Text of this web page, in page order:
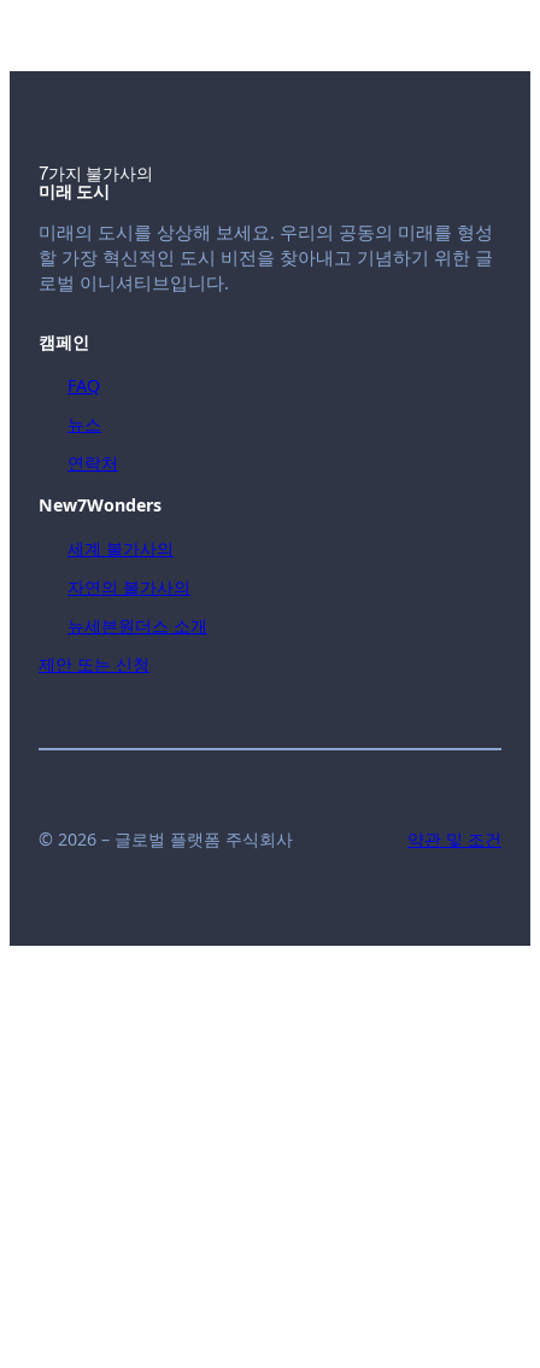
7가지 불가사의
미래 도시
미래의 도시를 상상해 보세요. 우리의 공동의 미래를 형성
할 가장 혁신적인 도시 비전을 찾아내고 기념하기 위한 글
로벌 이니셔티브입니다.
캠페인
FAQ
뉴스
연락처
New7Wonders
세계 불가사의
자연의 불가사의
뉴세븐원더스 소개
제안 또는 신청
© 2026 – 글로벌 플랫폼 주식회사 약관 및 조건